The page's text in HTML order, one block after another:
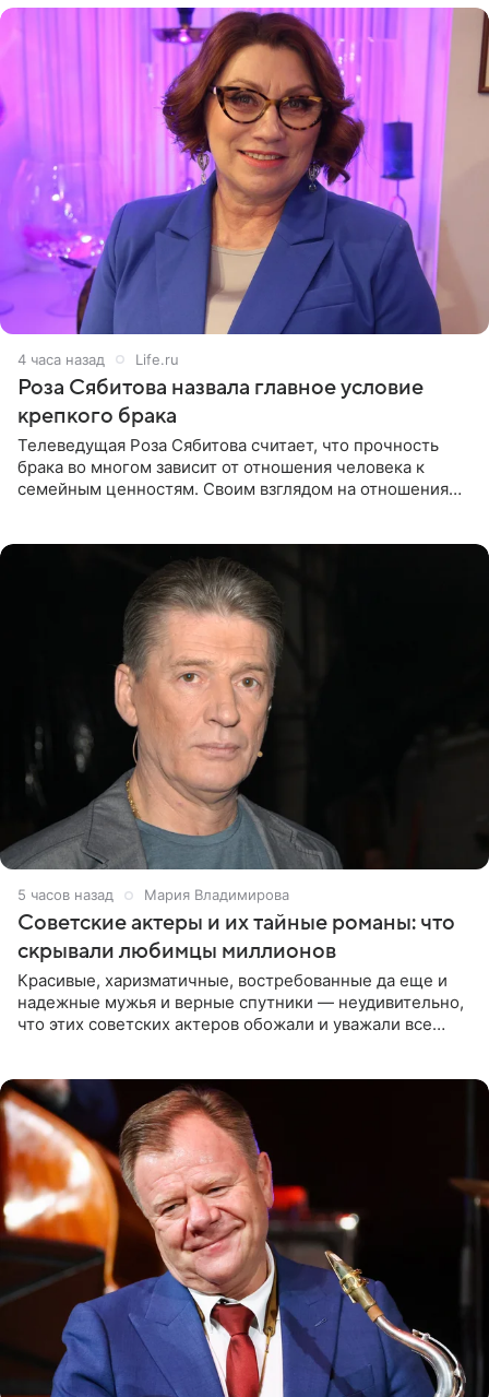
4 часа назад Life.ru
Роза Сябитова назвала главное условие
крепкого брака
Телеведущая Роза Сябитова считает, что прочность
брака во многом зависит от отношения человека к
семейным ценностям. Своим взглядом на отношения
5 часов назад Мария Владимирова
Советские актеры и их тайные романы: что
скрывали любимцы миллионов
Красивые, харизматичные, востребованные да еще и
надежные мужья и верные спутники — неудивительно,
что этих советских актеров обожали и уважали все